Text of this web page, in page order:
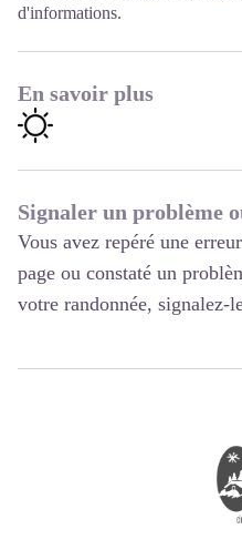
d'informations.
En savoir plus
Signaler un problème
Vous avez repéré une
page ou constaté un
votre randonnée, signalez-